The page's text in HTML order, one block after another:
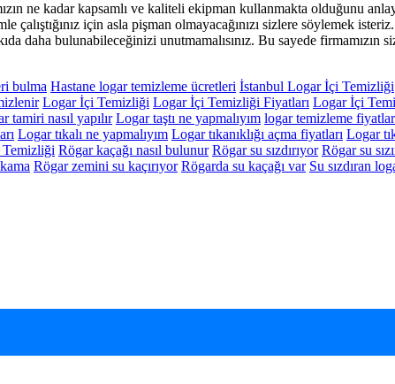
ne kadar kapsamlı ve kaliteli ekipman kullanmakta olduğunu
için asla pişman olmayacağınızı sizlere söylemek isteriz.
daha bulunabileceğinizi unutmamalısınız. Bu sayede
bulma Hastane logar temizleme ücretleri İstanbul Logar İçi Temizliği
Logar İçi Temizliği Logar İçi Temizliği Fiyatları Logar İçi
tamiri nasıl yapılır Logar taştı ne yapmalıyım logar temizleme
Logar tıkalı ne yapmalıyım Logar tıkanıklığı açma fiyatları Logar
Rögar kaçağı nasıl bulunur Rögar su sızdırıyor Rögar su
Rögar zemini su kaçırıyor Rögarda su kaçağı var Su sızdıran